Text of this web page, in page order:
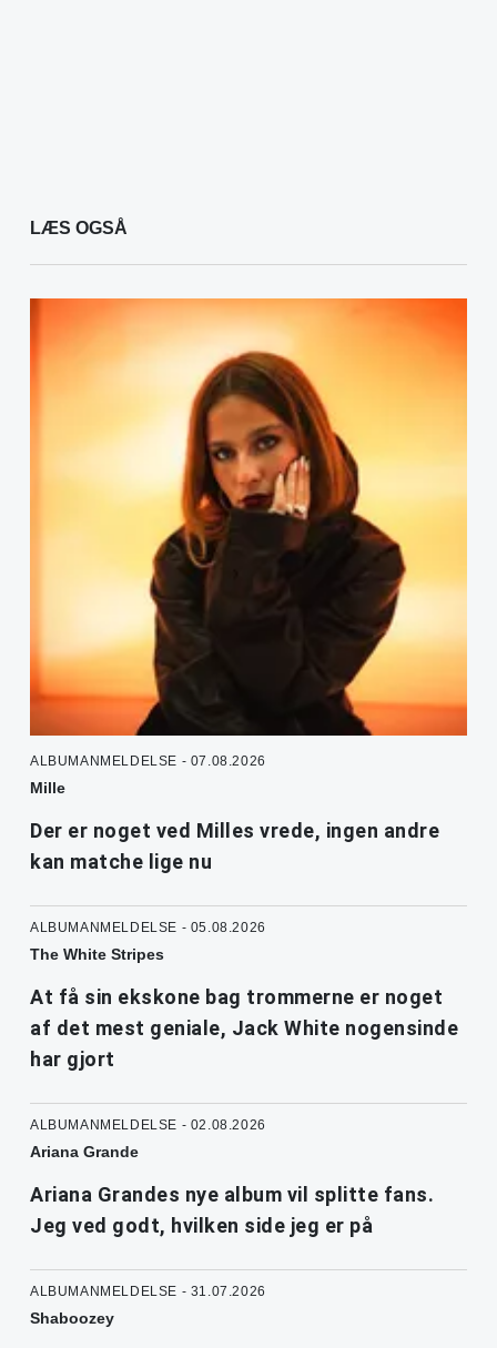
LÆS OGSÅ
ALBUMANMELDELSE - 07.08.2026
Mille
Der er noget ved Milles vrede, ingen andre
kan matche lige nu
ALBUMANMELDELSE - 05.08.2026
The White Stripes
At få sin ekskone bag trommerne er noget
af det mest geniale, Jack White nogensinde
har gjort
ALBUMANMELDELSE - 02.08.2026
Ariana Grande
Ariana Grandes nye album vil splitte fans.
Jeg ved godt, hvilken side jeg er på
ALBUMANMELDELSE - 31.07.2026
Shaboozey